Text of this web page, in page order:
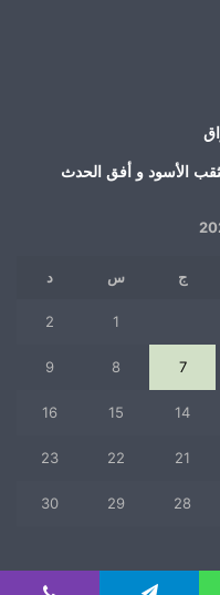
الأسود و أفق الحدث
ج س د
1
2
7
8
9
14
15
16
21
22
23
28
29
30